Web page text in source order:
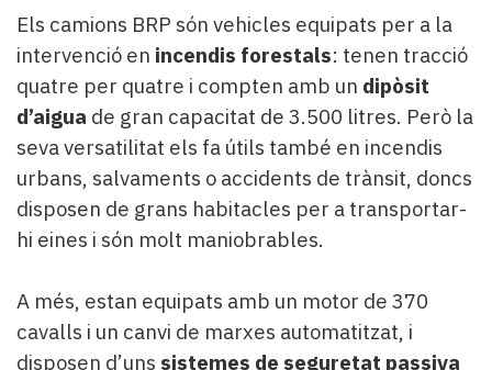
Els camions BRP són vehicles equipats per a la
intervenció en incendis forestals: tenen tracció
quatre per quatre i compten amb un dipòsit
d’aigua de gran capacitat de 3.500 litres. Però la
seva versatilitat els fa útils també en incendis
urbans, salvaments o accidents de trànsit, doncs
disposen de grans habitacles per a transportar-
hi eines i són molt maniobrables.
A més, estan equipats amb un motor de 370
cavalls i un canvi de marxes automatitzat, i
disposen d’uns sistemes de seguretat passiva